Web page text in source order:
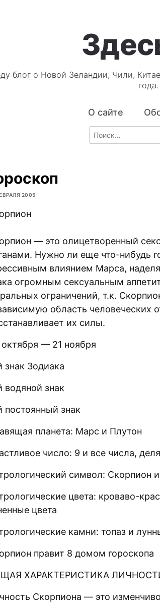
блог о Новой Зеландии, Чили,
года.
О сайте
Search
for:
2005
— это олицетворенный
Нужно ли еще что-нибудь
влиянием Марса,
огромным сексуальным
ограничений, т.к.
область человеческих
их силы.
— 21 ноября
знак Зодиака
водяной знак
постоянный знак
планета: Марс и Плутон
число: 9 и все числа,
символ: Скорпион
цвета: кроваво-
цвета
камни: топаз и
правит 8 домом гороскопа
ХАРАКТЕРИСТИКА
Скорпиона — это